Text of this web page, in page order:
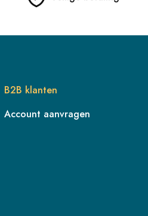
B2B klanten
Account aanvragen